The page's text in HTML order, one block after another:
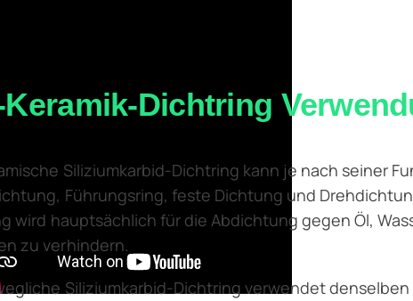
Keramik-Dichtring
Siliziumkarbid-Dichtring kann je nach seiner
Führungsring, feste Dichtung und
wird hauptsächlich für die Abdichtung gegen Öl,
zu verhindern.
Siliziumkarbid-Dichtring verwendet